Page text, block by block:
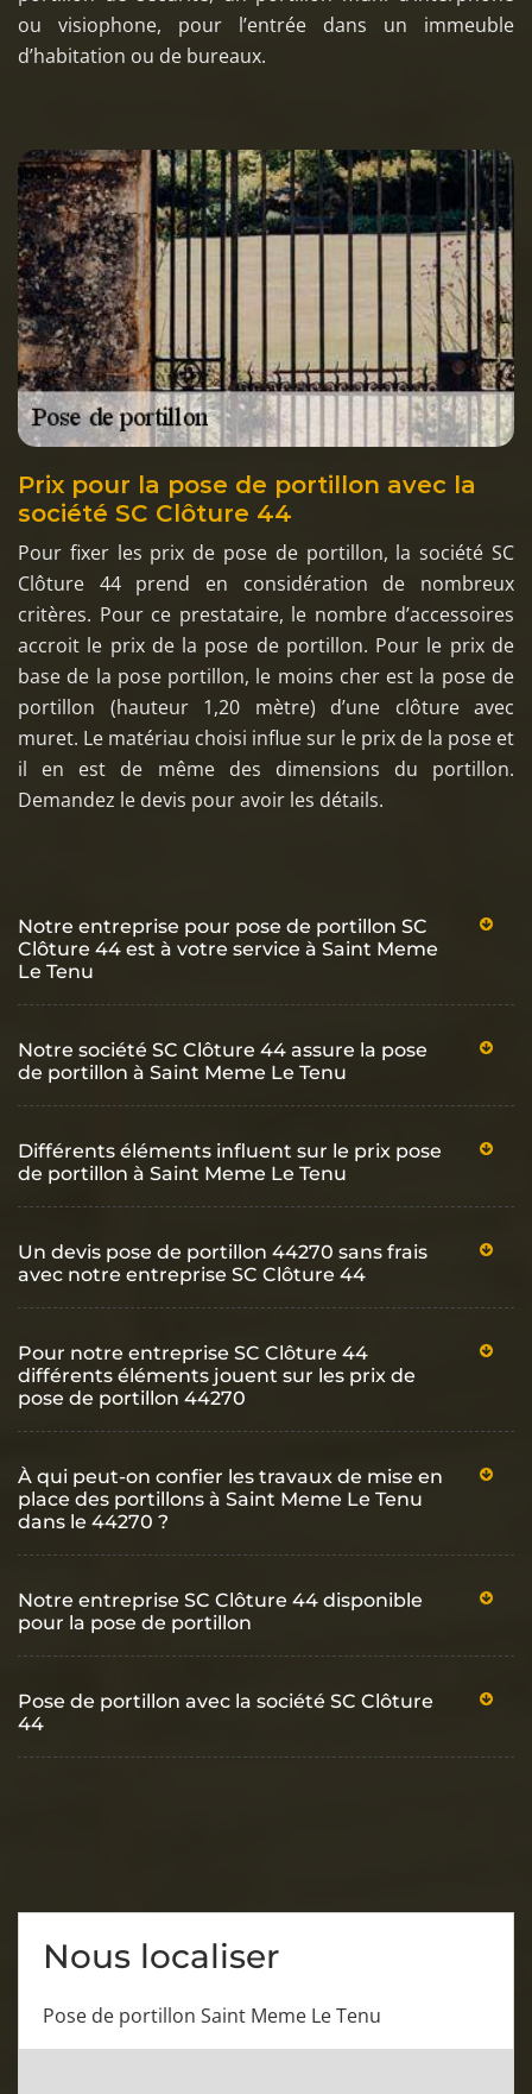
ou visiophone, pour l’entrée dans un immeuble
d’habitation ou de bureaux.
Prix pour la pose de portillon avec la
société SC Clôture 44
Pour fixer les prix de pose de portillon, la société SC
Clôture 44 prend en considération de nombreux
critères. Pour ce prestataire, le nombre d’accessoires
accroit le prix de la pose de portillon. Pour le prix de
base de la pose portillon, le moins cher est la pose de
portillon (hauteur 1,20 mètre) d’une clôture avec
muret. Le matériau choisi influe sur le prix de la pose et
il en est de même des dimensions du portillon.
Demandez le devis pour avoir les détails.
Notre entreprise pour pose de portillon SC
Clôture 44 est à votre service à Saint Meme
Le Tenu
Notre société SC Clôture 44 assure la pose
de portillon à Saint Meme Le Tenu
Différents éléments influent sur le prix pose
de portillon à Saint Meme Le Tenu
Un devis pose de portillon 44270 sans frais
avec notre entreprise SC Clôture 44
Pour notre entreprise SC Clôture 44
différents éléments jouent sur les prix de
pose de portillon 44270
À qui peut-on confier les travaux de mise en
place des portillons à Saint Meme Le Tenu
dans le 44270 ?
Notre entreprise SC Clôture 44 disponible
pour la pose de portillon
Pose de portillon avec la société SC Clôture
44
Nous localiser
Pose de portillon Saint Meme Le Tenu